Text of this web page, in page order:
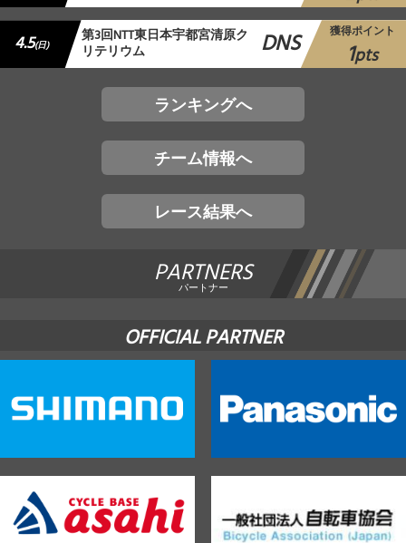
4.5(日) 第3回NTT東日本宇都宮清原ク
リテリウム DNS 獲得ポイント
1pts
ランキングへ
チーム情報へ
レース結果へ
PARTNERS
パートナー
OFFICIAL PARTNER